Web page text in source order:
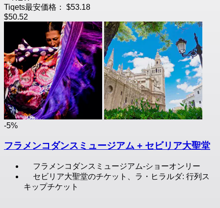
Tiqets最安価格：
$53.18
$50.52
-5%
フラメンコダンスミュージアム + セビリア大聖堂
フラメンコダンスミュージアム-ショーオンリー
セビリア大聖堂のチケット、ラ・ヒラルダ: 行列ス
キップチケット